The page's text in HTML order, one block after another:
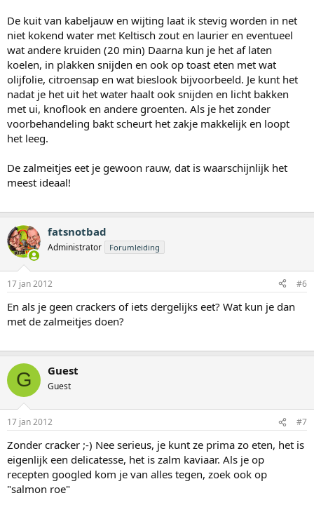
De kuit van kabeljauw en wijting laat ik stevig worden in net
niet kokend water met Keltisch zout en laurier en eventueel
wat andere kruiden (20 min) Daarna kun je het af laten
koelen, in plakken snijden en ook op toast eten met wat
olijfolie, citroensap en wat bieslook bijvoorbeeld. Je kunt het
nadat je het uit het water haalt ook snijden en licht bakken
met ui, knoflook en andere groenten. Als je het zonder
voorbehandeling bakt scheurt het zakje makkelijk en loopt
het leeg.
De zalmeitjes eet je gewoon rauw, dat is waarschijnlijk het
meest ideaal!
fatsnotbad
Administrator Forumleiding
17 jan 2012 #6
En als je geen crackers of iets dergelijks eet? Wat kun je dan
met de zalmeitjes doen?
G Guest
Guest
17 jan 2012 #7
Zonder cracker ;-) Nee serieus, je kunt ze prima zo eten, het is
eigenlijk een delicatesse, het is zalm kaviaar. Als je op
recepten googled kom je van alles tegen, zoek ook op
"salmon roe"